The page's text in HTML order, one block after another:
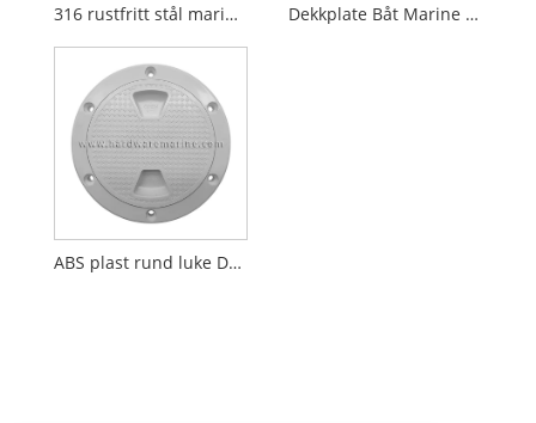
316 rustfritt stål marine rund dekkplate med nøkkel Dekkplate Båt Marine polert dekk 316 rustfritt stål
ABS plast rund luke Dekkplate